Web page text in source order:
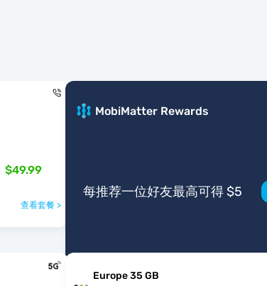
$49.99
查看套餐 >
MobiMatter Rewards
每推荐一位好友最高可得 $5
Europe 35 GB